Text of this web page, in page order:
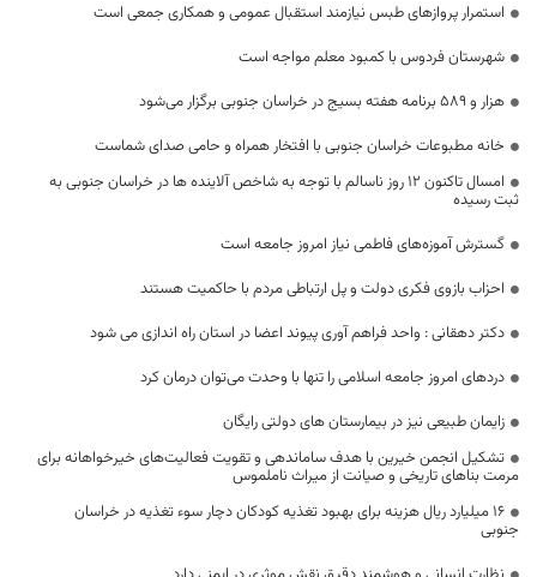
استمرار پروازهای طبس نیازمند استقبال عمومی و همکاری جمعی است
شهرستان فردوس با کمبود معلم مواجه است
هزار و ۵۸۹ برنامه هفته بسیج در خراسان جنوبی برگزار می‌شود
خانه مطبوعات خراسان جنوبی با افتخار همراه و حامی صدای شماست
امسال تاکنون 12 روز ناسالم با توجه به شاخص آلاینده ها در خراسان جنوبی به
ثبت رسیده
گسترش آموزه‌های فاطمی نیاز امروز جامعه است
احزاب بازوی فکری دولت و پل ارتباطی مردم با حاکمیت هستند
دکتر دهقانی : واحد فراهم آوری پیوند اعضا در استان راه اندازی می شود
دردهای امروز جامعه اسلامی را تنها با وحدت می‌توان درمان کرد
زایمان طبیعی نیز در بیمارستان های دولتی رایگان
تشکیل انجمن خیرین با هدف ساماندهی و تقویت فعالیت‌های خیرخواهانه برای
مرمت بناهای تاریخی و صیانت از میراث ناملموس
۱۶ میلیارد ریال هزینه برای بهبود تغذیه کودکان دچار سوء تغذیه در خراسان
جنوبی